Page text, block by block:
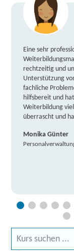
Eine sehr
rechtzeitig und
Unterstützung
fachliche
hilfsbereit und
Weiterbildung
überrascht und
Monika Günter